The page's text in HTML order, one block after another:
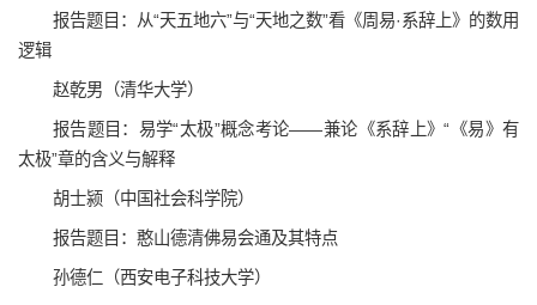
报告题目：从“天五地六”与“天地之数”看《周易·系辞上》的数用
逻辑
赵乾男（清华大学）
报告题目：易学“太极”概念考论——兼论《系辞上》“《易》有
太极”章的含义与解释
胡士颍（中国社会科学院）
报告题目：憨山德清佛易会通及其特点
孙德仁（西安电子科技大学）